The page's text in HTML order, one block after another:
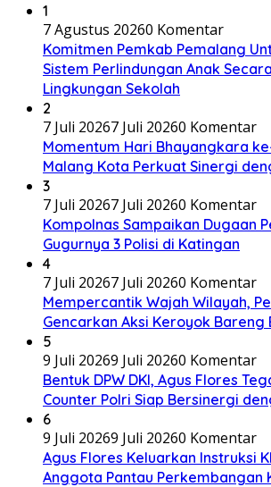
1
7 Agustus 20260 Komentar
Komitmen Pemkab Pemalang
Sistem Perlindungan Anak
Lingkungan Sekolah
2
7 Juli 20267 Juli 20260 Komentar
Momentum Hari Bhayangkara
Malang Kota Perkuat Sinergi
3
7 Juli 20267 Juli 20260 Komentar
Kompolnas Sampaikan Dugaan
Gugurnya 3 Polisi di Katingan
4
7 Juli 20267 Juli 20260 Komentar
Mempercantik Wajah Wilayah,
Gencarkan Aksi Keroyok Bareng
5
9 Juli 20269 Juli 20260 Komentar
Bentuk DPW DKI, Agus Flores
Counter Polri Siap Bersinergi
6
9 Juli 20269 Juli 20260 Komentar
Agus Flores Keluarkan Instruksi
Anggota Pantau Perkembangan